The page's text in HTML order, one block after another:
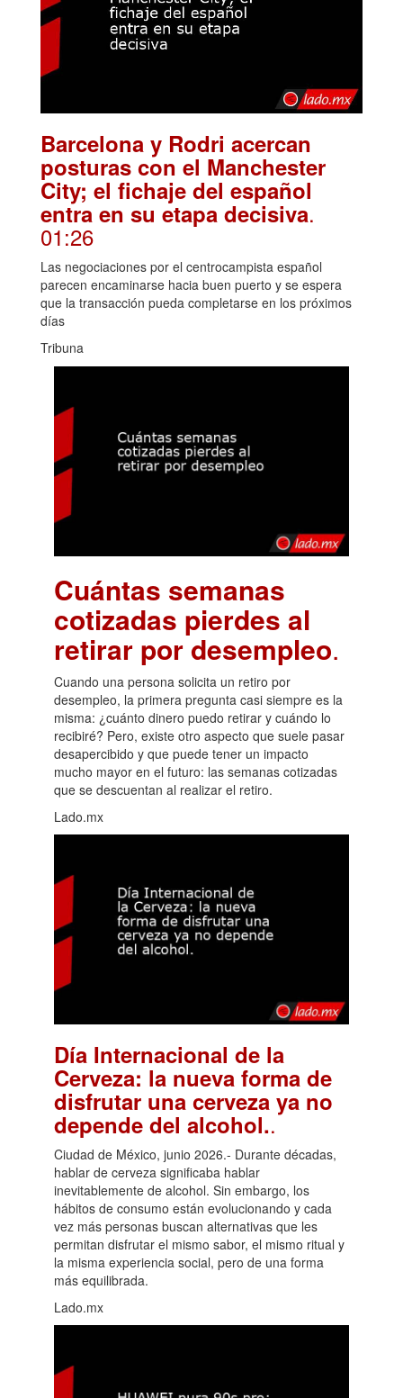
Barcelona y Rodri acercan
posturas con el Manchester
City; el fichaje del español
entra en su etapa decisiva.
01:26
Las negociaciones por el centrocampista español
parecen encaminarse hacia buen puerto y se espera
que la transacción pueda completarse en los próximos
días
Tribuna
Cuántas semanas
cotizadas pierdes al
retirar por desempleo.
Cuando una persona solicita un retiro por
desempleo, la primera pregunta casi siempre es la
misma: ¿cuánto dinero puedo retirar y cuándo lo
recibiré? Pero, existe otro aspecto que suele pasar
desapercibido y que puede tener un impacto
mucho mayor en el futuro: las semanas cotizadas
que se descuentan al realizar el retiro.
Lado.mx
Día Internacional de la
Cerveza: la nueva forma de
disfrutar una cerveza ya no
depende del alcohol..
Ciudad de México, junio 2026.- Durante décadas,
hablar de cerveza significaba hablar
inevitablemente de alcohol. Sin embargo, los
hábitos de consumo están evolucionando y cada
vez más personas buscan alternativas que les
permitan disfrutar el mismo sabor, el mismo ritual y
la misma experiencia social, pero de una forma
más equilibrada.
Lado.mx